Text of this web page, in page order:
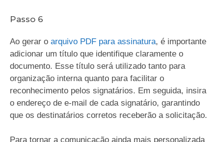
Passo 6
Ao gerar o arquivo PDF para assinatura, é importante
adicionar um título que identifique claramente o
documento. Esse título será utilizado tanto para
organização interna quanto para facilitar o
reconhecimento pelos signatários. Em seguida, insira
o endereço de e-mail de cada signatário, garantindo
que os destinatários corretos receberão a solicitação.
Para tornar a comunicação ainda mais personalizada